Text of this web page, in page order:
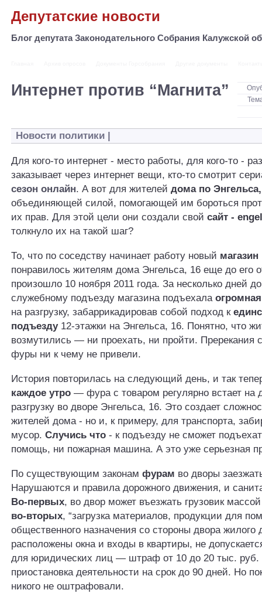
Депутатские новости
Блог депутата Законодательного Собрания Калужской
Интернет против “Магнита”
Новости политики |
Для кого-то интернет - место работы, для кого-то -
заказывает через интернет вещи, кто-то смотрит
сезон онлайн. А вот для жителей дома по
объединяющей силой, помогающей им бороться
их прав. Для этой цели они создали свой сайт -
толкнуло их на такой шаг?
То, что по соседству начинает работу новый магазин
понравилось жителям дома Энгельса, 16 еще до его
произошло 10 ноября 2011 года. За несколько дней до
служебному подъезду магазина подъехала
на разгрузку, забаррикадировав собой подход к
подъезду12-этажки на Энгельса, 16. Понятно, что
возмутились — ни проехать, ни пройти. Пререкания
фуры ни к чему не привели.
История повторилась на следующий день, и так
каждое утро — фура с товаром регулярно встает на
разгрузку во дворе Энгельса, 16. Это создает
жителей дома - но и, к примеру, для транспорта,
мусор. Случись что - к подъезду не сможет
помощь, ни пожарная машина. А это уже серьезная
По существующим законам фурам во дворы
Нарушаются и правила дорожного движения, и
Во-первых, во двор может въезжать грузовик
во-вторых, “загрузка материалов, продукции для
общественного назначения со стороны двора жилого
расположены окна и входы в квартиры, не
для юридических лиц — штраф от 10 до 20 тыс. руб.
приостановка деятельности на срок до 90 дней. Но
никого не оштрафовали.